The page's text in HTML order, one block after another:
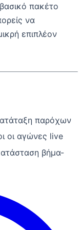
πακέτο
να
επιπλέον
παρόχων
οι αγώνες live
βήμα-